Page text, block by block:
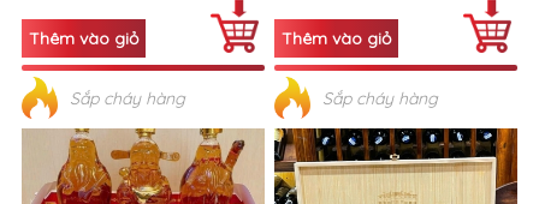
Sắp cháy hàng Sắp cháy hàng